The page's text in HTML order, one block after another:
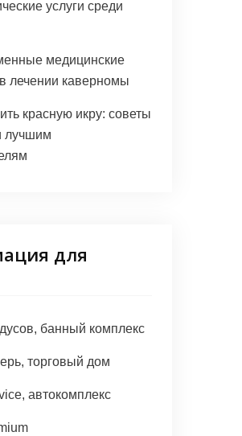
услуги среди
медицинские
лечении каверномы
красную икру: советы
лучшим
для
банный комплекс
торговый дом
автокомплекс